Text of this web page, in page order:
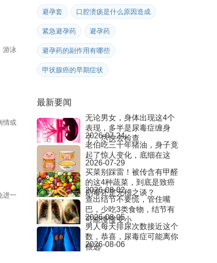
游泳
情或
进一
避孕套 口腔溃疡是什么原因造成
紧急避孕药 避孕药
避孕药的副作用有哪些
甲状腺癌的早期症状
最新要闻
无论男女，身体出现这4个
表现，多半是尿毒症缠身
了，尽快去检查
2026-07-24
老伯吃三十年猪油，身子竟
起了惊人变化，底细在这
2026-07-29
买菜别踩雷！被传含有甲醛
的这4种蔬菜，到底是致癌
剧毒还是无稽之谈？
2026-08-02
查出结节不要慌，管住嘴
巴，少吃3类食物，结节有
可能慢慢变小
2026-08-05
男人每天排尿次数接近这个
数，恭喜，尿毒症可能离你
很远
2026-08-06